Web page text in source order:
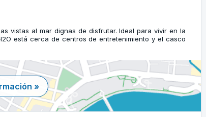
vistas al mar dignas de disfrutar. Ideal para vivir en la
está cerca de centros de entretenimiento y el casco
»